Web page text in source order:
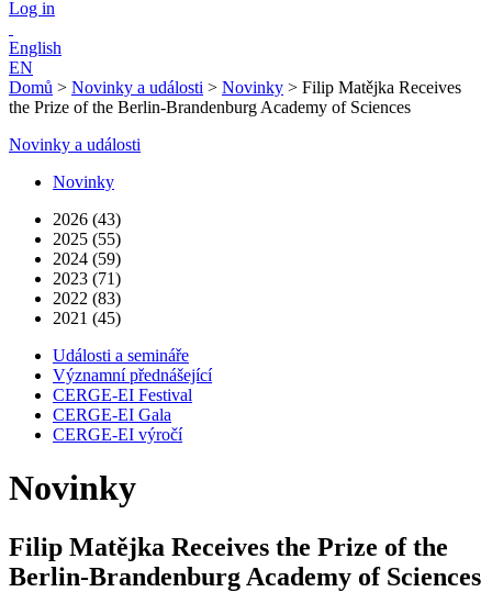
Log in
English
EN
Domů > Novinky a události > Novinky > Filip Matějka Receives
the Prize of the Berlin-Brandenburg Academy of Sciences
Novinky a události
Novinky
2026 (43)
2025 (55)
2024 (59)
2023 (71)
2022 (83)
2021 (45)
Události a semináře
Významní přednášející
CERGE-EI Festival
CERGE-EI Gala
CERGE-EI výročí
Novinky
Filip Matějka Receives the Prize of the
Berlin-Brandenburg Academy of Sciences